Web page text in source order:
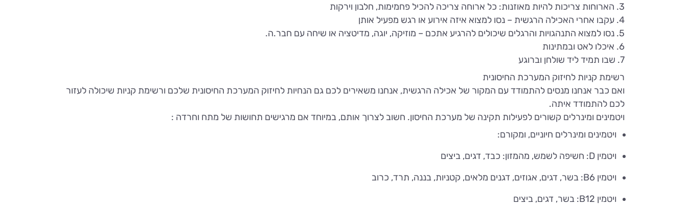
3. הארוחות צריכות להיות מאוזנות: כל ארוחה צריכה להכיל פחמימות, חלבון וירקות
4. עקבו אחרי האכילה הרגשית – נסו למצוא איזה אירוע או רגש מפעיל אותן
5. נסו למצוא התנהגויות והרגלים שיכולים להרגיע אתכם – מוזיקה, יוגה, מדיטציה או שיחה עם חבר.ה.
6. איכלו לאט ובמתינות
7. שבו תמיד ליד שולחן וברוגע
רשימת קניות לחיזוק המערכת החיסונית
ואם כבר אנחנו מנסים להתמודד עם המקור של אכילה הרגשית, אנחנו משאירים לכם גם הנחיות לחיזוק המערכת החיסונית שלכם ורשימת קניות שיכולה לעזור
לכם להתמודד איתה.
ויטמינים ומינרלים קשורים לפעילות תקינה של מערכת החיסון. חשוב לצרוך אותם, במיוחד אם מרגישים תחושות של מתח וחרדה :
ויטמינים ומינרלים חיוניים, ומקורם:
ויטמין D: חשיפה לשמש, מהמזון: כבד, דגים, ביצים
ויטמין B6: בשר, דגים, אגוזים, דגנים מלאים, קטניות, בננה, תרד, כרוב
ויטמין B12: בשר, דגים, ביצים